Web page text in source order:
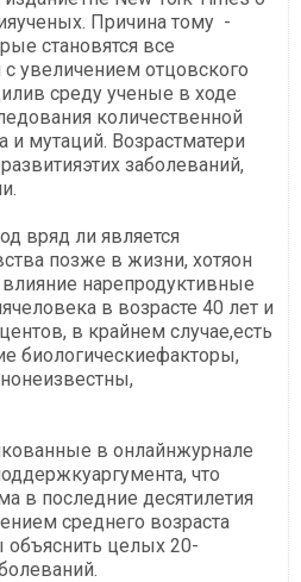
Причина тому -
становятся все
увеличением отцовского
среду ученые в ходе
количественной
и мутаций. Возрастматери
заболеваний,
вряд ли является
позже в жизни, хотяон
нарепродуктивные
в возрасте 40 лет и
в крайнем случае,есть
биологическиефакторы,
в онлайнжурнале
что
в последние десятилетия
среднего возраста
целых 20-